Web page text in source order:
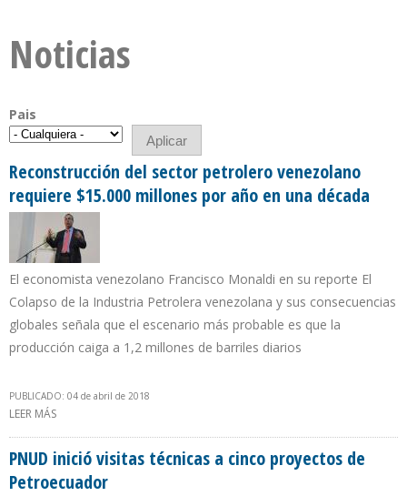
Noticias
Pais
Reconstrucción del sector petrolero venezolano
requiere $15.000 millones por año en una década
El economista venezolano Francisco Monaldi en su reporte El
Colapso de la Industria Petrolera venezolana y sus consecuencias
globales señala que el escenario más probable es que la
producción caiga a 1,2 millones de barriles diarios
PUBLICADO: 04 de abril de 2018
LEER MÁS
PNUD inició visitas técnicas a cinco proyectos de
Petroecuador